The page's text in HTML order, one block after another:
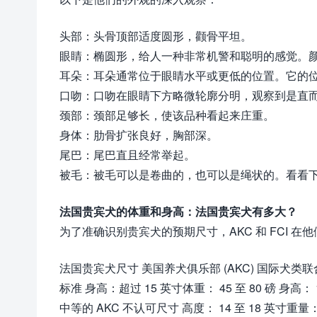
头部：头骨顶部适度圆形，颧骨平坦。
眼睛：椭圆形，给人一种非常机警和聪明的感觉。
耳朵：耳朵通常位于眼睛水平或更低的位置。它的
口吻：口吻在眼睛下方略微轮廓分明，观察到是直
颈部：颈部足够长，使该品种看起来庄重。
身体：肋骨扩张良好，胸部深。
尾巴：尾巴直且经常举起。
被毛：被毛可以是卷曲的，也可以是绳状的。看看
法国贵宾犬的体重和身高：法国贵宾犬有多大？
为了准确识别贵宾犬的预期尺寸，AKC 和 FCI 在
法国贵宾犬尺寸 美国养犬俱乐部 (AKC) 国际犬类联
标准 身高：超过 15 英寸体重： 45 至 80 磅 身高
中等的 AKC 不认可尺寸 高度： 14 至 18 英寸重量